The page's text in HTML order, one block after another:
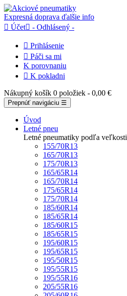
Expresná doprava ďalšie info
 Účet - Odhlásený -
 Prihlásenie
 Páči sa mi
K porovnaniu
 K pokladni
Nákupný košík 0 položiek - 0,00 €
Prepnúť navigáciu ☰
Úvod
Letné pneu
Letné pneumatiky podľa veľkosti
155/70R13
165/70R13
175/70R13
165/65R14
165/70R14
175/65R14
175/70R14
185/60R14
185/65R14
185/60R15
185/65R15
195/60R15
195/65R15
195/50R15
195/55R15
195/55R16
205/55R16